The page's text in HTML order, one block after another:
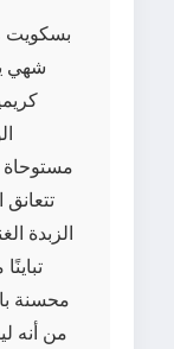
بسكويت
شهي
مستوحاة
الزبدة
محسنة
من أنه